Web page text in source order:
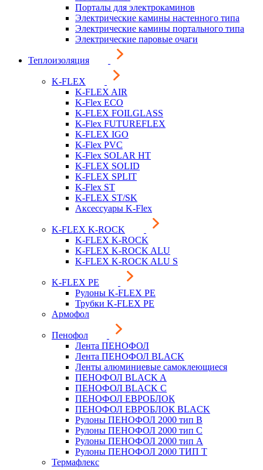
Порталы для электрокаминов
Электрические камины настенного типа
Электрические камины портального типа
Электрические паровые очаги
Теплоизоляция
K-FLEX
K-FLEX AIR
K-Flex ECO
K-FLEX FOILGLASS
K-Flex FUTUREFLEX
K-FLEX IGO
K-Flex PVC
K-Flex SOLAR HT
K-FLEX SOLID
K-FLEX SPLIT
K-Flex ST
K-FLEX ST/SK
Аксессуары K-Flex
K-FLEX K-ROCK
K-FLEX K-ROCK
K-FLEX K-ROCK ALU
K-FLEX K-ROCK ALU S
K-FLEX PE
Рулоны K-FLEX PE
Трубки K-FLEX PE
Армофол
Пенофол
Лента ПЕНОФОЛ
Лента ПЕНОФОЛ BLACK
Ленты алюминиевые самоклеющиеся
ПЕНОФОЛ BLACK A
ПЕНОФОЛ BLACK С
ПЕНОФОЛ ЕВРОБЛОК
ПЕНОФОЛ ЕВРОБЛОК BLACK
Рулоны ПЕНОФОЛ 2000 тип B
Рулоны ПЕНОФОЛ 2000 тип C
Рулоны ПЕНОФОЛ 2000 тип А
Рулоны ПЕНОФОЛ 2000 ТИП Т
Термафлекс